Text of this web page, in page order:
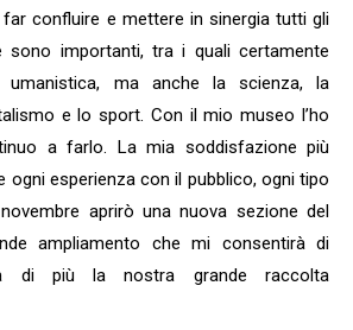
confluire e mettere in sinergia tutti gli
sono importanti, tra i quali certamente
ma anche la scienza, la
e lo sport. Con il mio museo l’ho
a farlo. La mia soddisfazione più
ogni esperienza con il pubblico, ogni tipo
aprirò una nuova sezione del
ampliamento che mi consentirà di
di più la nostra grande raccolta